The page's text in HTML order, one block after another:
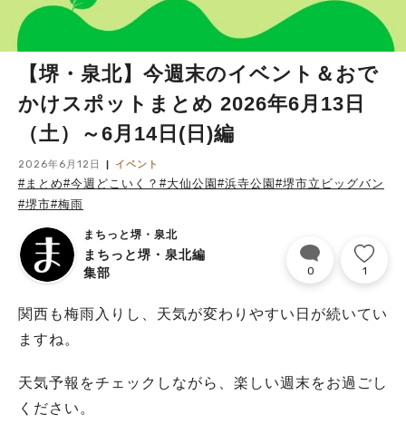
【堺・泉北】今週末のイベント＆おで
かけスポットまとめ 2026年6月13日
（土）～6月14日(日)編
2026年6月12日 イベント
#まとめ#今週どこいく？ #大仙公園 #浜寺公園 #堺市立ビッグバン
#堺市#梅雨
まちっと堺・泉北
まちっと堺・泉北編
集部
0 1
関西も梅雨入りし、天気が変わりやすい日が続いてい
ますね。
天気予報をチェックしながら、楽しい週末をお過ごし
ください。